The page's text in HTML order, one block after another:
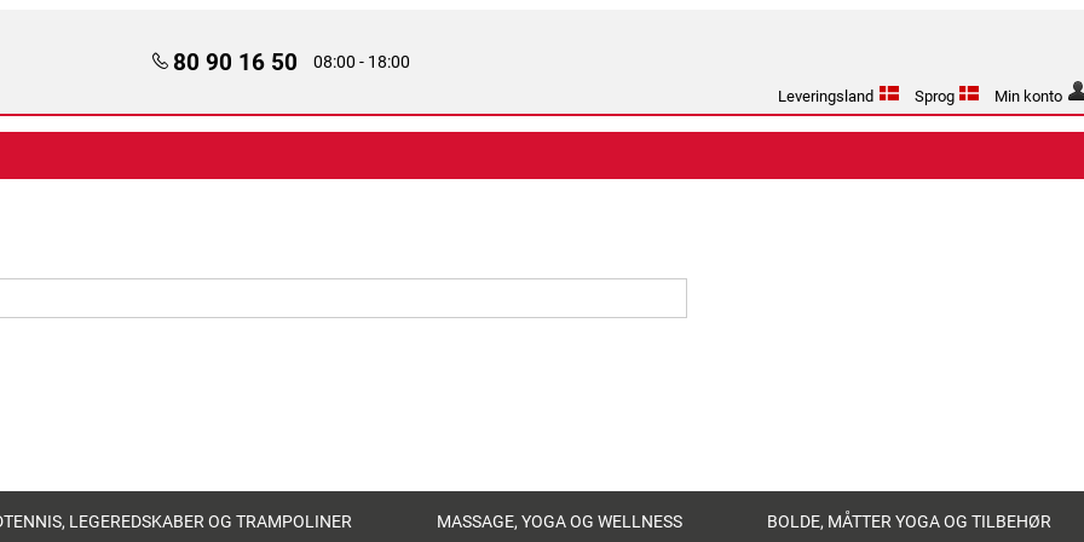
80 90 16 50 08:00 - 18:00
Leveringsland Sprog Min konto
LEGEREDSKABER OG TRAMPOLINER MASSAGE, YOGA OG WELLNESS BOLDE, MÅTTER YOGA OG TILBEHØR